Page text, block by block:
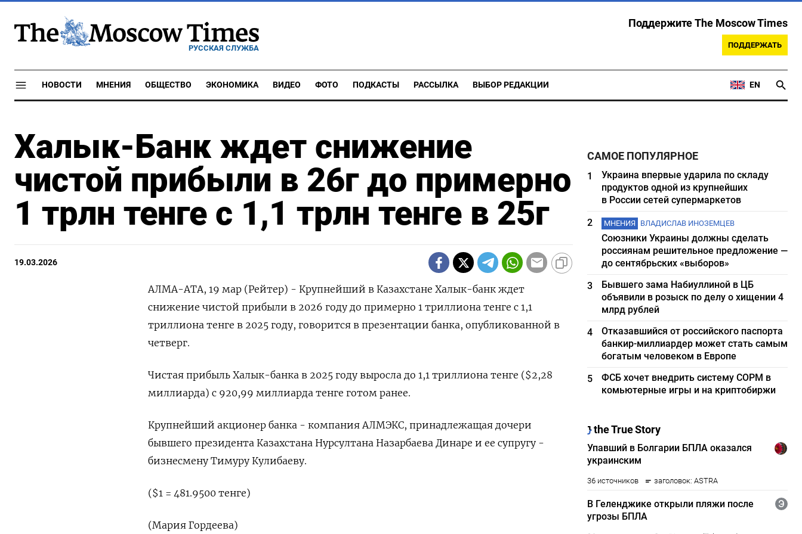
РУССКАЯ СЛУЖБА
Поддержите The Moscow Times
ПОДДЕРЖАТЬ
НОВОСТИ МНЕНИЯ ОБЩЕСТВО ЭКОНОМИКА ВИДЕО ФОТО ПОДКАСТЫ РАССЫЛКА ВЫБОР РЕДАКЦИИ EN
Халык-Банк ждет снижение
чистой прибыли в 26г до примерно
1 трлн тенге с 1,1 трлн тенге в 25г
19.03.2026
АЛМА-АТА, 19 мар (Рейтер) - Крупнейший в Казахстане Халык-банк ждет
‌снижение чистой прибыли в 2026 году ​до ​примерно 1 ​триллиона ⁠тенге ‌с 1,1
‌триллиона тенге в 2025 году, ​говорится ‌в презентации банка, ​опубликованной в
четверг.
Чистая ‌прибыль Халык-банка в 2025 году выросла ​до ​1,1 триллиона ‌тенге ($2,28
миллиарда) ​с 920,99 миллиарда тенге готом ранее.
Крупнейший акционер банка - компания АЛМЭКС, принадлежащая дочери
бывшего ​президента ⁠Казахстана Нурсултана Назарбаева Динаре ‌и ее ‌супругу -
бизнесмену Тимуру ​Кулибаеву.
($1 = 481.9500 ‌тенге)
(Мария Гордеева)
САМОЕ ПОПУЛЯРНОЕ
1
Украина впервые ударила по складу
продуктов одной из крупнейших
в России сетей супермаркетов
2
МНЕНИЯ ВЛАДИСЛАВ ИНОЗЕМЦЕВ
Союзники Украины должны сделать
россиянам решительное предложение —
до сентябрьских «выборов»
3
Бывшего зама Набиуллиной в ЦБ
объявили в розыск по делу о хищении 4
млрд рублей
4
Отказавшийся от российского паспорта
банкир-миллиардер может стать самым
богатым человеком в Европе
5
ФСБ хочет внедрить систему СОРМ в
комьютерные игры и на криптобиржи